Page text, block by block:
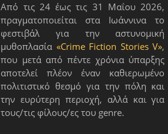
Από τις 24 έως τις 31 Μαΐου 2026,
πραγματοποιείται στα Ιωάννινα το
φεστιβάλ για την αστυνομική
μυθοπλασία «Crime Fiction Stories V»,
που μετά από πέντε χρόνια ύπαρξης
αποτελεί πλέον έναν καθιερωμένο
πολιτιστικό θεσμό για την πόλη και
την ευρύτερη περιοχή, αλλά και για
τους/τις φίλους/ες του genre.